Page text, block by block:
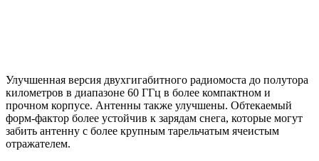
Улучшенная версия двухгигабитного радиомоста до полутора
километров в диапазоне 60 ГГц в более компактном и
прочном корпусе. Антенны также улучшены. Обтекаемый
форм-фактор более устойчив к зарядам снега, которые могут
забить антенну с более крупным тарельчатым ячеистым
отражателем.